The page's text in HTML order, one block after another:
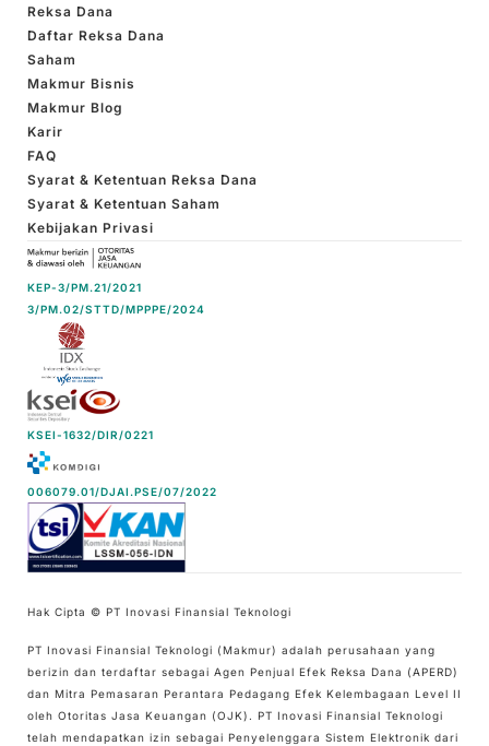
Reksa Dana
Daftar Reksa Dana
Saham
Makmur Bisnis
Makmur Blog
Karir
FAQ
Syarat & Ketentuan Reksa Dana
Syarat & Ketentuan Saham
Kebijakan Privasi
KEP-3/PM.21/2021
3/PM.02/STTD/MPPPE/2024
KSEI-1632/DIR/0221
006079.01/DJAI.PSE/07/2022
Hak Cipta © PT Inovasi Finansial Teknologi
PT Inovasi Finansial Teknologi (Makmur) adalah perusahaan yang
berizin dan terdaftar sebagai Agen Penjual Efek Reksa Dana (APERD)
dan Mitra Pemasaran Perantara Pedagang Efek Kelembagaan Level II
oleh Otoritas Jasa Keuangan (OJK). PT Inovasi Finansial Teknologi
telah mendapatkan izin sebagai Penyelenggara Sistem Elektronik dari